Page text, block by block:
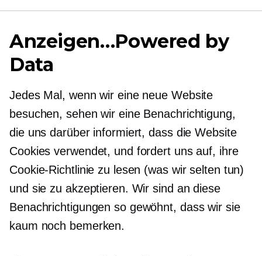
Anzeigen…Powered by
Data
Jedes Mal, wenn wir eine neue Website
besuchen, sehen wir eine Benachrichtigung,
die uns darüber informiert, dass die Website
Cookies verwendet, und fordert uns auf, ihre
Cookie-Richtlinie zu lesen (was wir selten tun)
und sie zu akzeptieren. Wir sind an diese
Benachrichtigungen so gewöhnt, dass wir sie
kaum noch bemerken.